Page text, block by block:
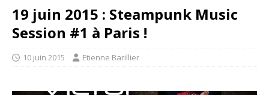
19 juin 2015 : Steampunk Music
Session #1 à Paris !
10 juin 2015 Etienne Barillier